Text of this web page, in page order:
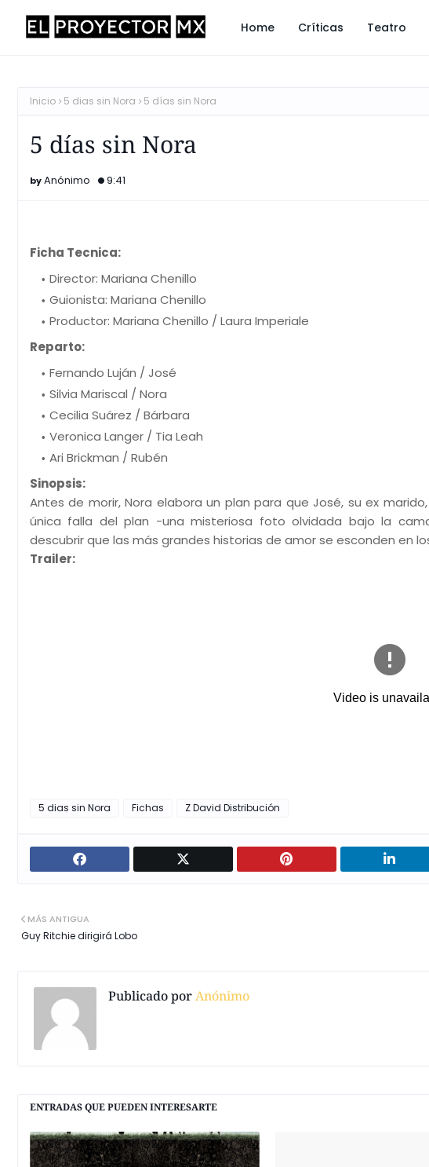
Home Críticas Teatro
Inicio 5 dias sin Nora 5 días sin Nora
5 días sin Nora
Anónimo 9:41
Ficha Tecnica:
Director: Mariana Chenillo
Guionista: Mariana Chenillo
Productor: Mariana Chenillo / Laura Imperiale
Reparto:
Fernando Luján / José
Silvia Mariscal / Nora
Cecilia Suárez / Bárbara
Veronica Langer / Tia Leah
Ari Brickman / Rubén
Sinopsis:
Antes de morir, Nora elabora un plan para que José, su ex
única falla del plan -una misteriosa foto olvidada bajo la
descubrir que las más grandes historias de amor se esconden en
Trailer:
5 dias sin Nora Fichas Z David Distribución
MÁS ANTIGUA
Guy Ritchie dirigirá Lobo
Publicado porAnónimo
ENTRADAS QUE PUEDEN INTERESARTE